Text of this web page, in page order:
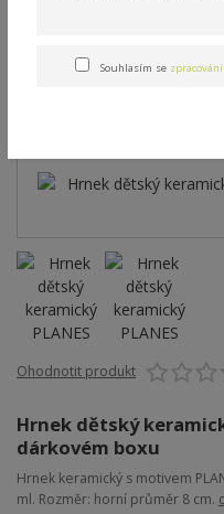
Hrnek
PLANES 325
Ohodnotit produkt
Hrnek dětský
dárkovém boxu
Hrnek keramický s motivem
ml. Rozměr: horní průměr 8 cm.
Souhlasím se